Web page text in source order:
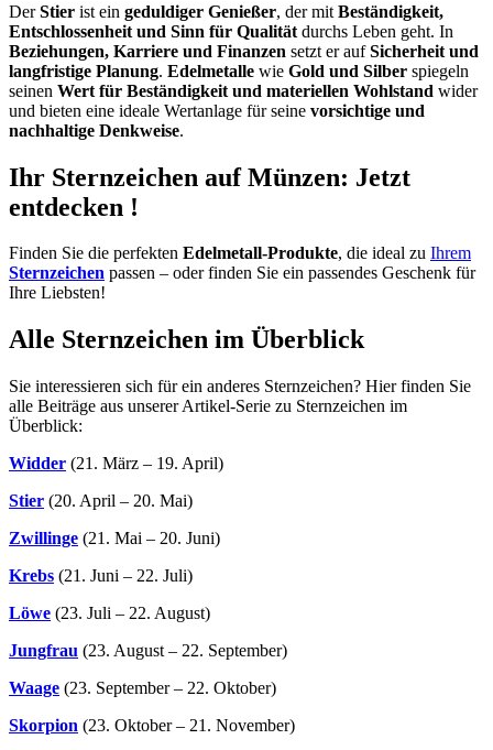
DerStier ist ein geduldiger Genießer, der mit Beständigkeit,
Entschlossenheit und Sinn für Qualität durchs Leben geht. In
Beziehungen, Karriere und Finanzen setzt er aufSicherheit und
langfristige Planung. Edelmetalle wie Gold und Silber spiegeln
seinen Wert für Beständigkeit und materiellen Wohlstand wider
und bieten eine ideale Wertanlage für seine vorsichtige und
nachhaltige Denkweise.
Ihr Sternzeichen auf Münzen: Jetzt
entdecken !
Finden Sie die perfekten Edelmetall-Produkte, die ideal zu Ihrem
Sternzeichen passen – oder finden Sie ein passendes Geschenk für
Ihre Liebsten!
Alle Sternzeichen im Überblick
Sie interessieren sich für ein anderes Sternzeichen? Hier finden Sie
alle Beiträge aus unserer Artikel-Serie zu Sternzeichen im
Überblick:
Widder (21. März – 19. April)
Stier (20. April – 20. Mai)
Zwillinge (21. Mai – 20. Juni)
Krebs (21. Juni – 22. Juli)
Löwe (23. Juli – 22. August)
Jungfrau (23. August – 22. September)
Waage (23. September – 22. Oktober)
Skorpion (23. Oktober – 21. November)